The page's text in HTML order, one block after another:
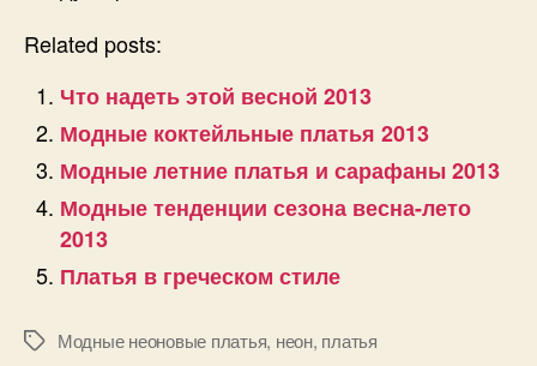
Related posts:
Что надеть этой весной 2013
Модные коктейльные платья 2013
Модные летние платья и сарафаны 2013
Модные тенденции сезона весна-лето
2013
Платья в греческом стиле
ПозначкиМодные неоновые платья, неон, платья